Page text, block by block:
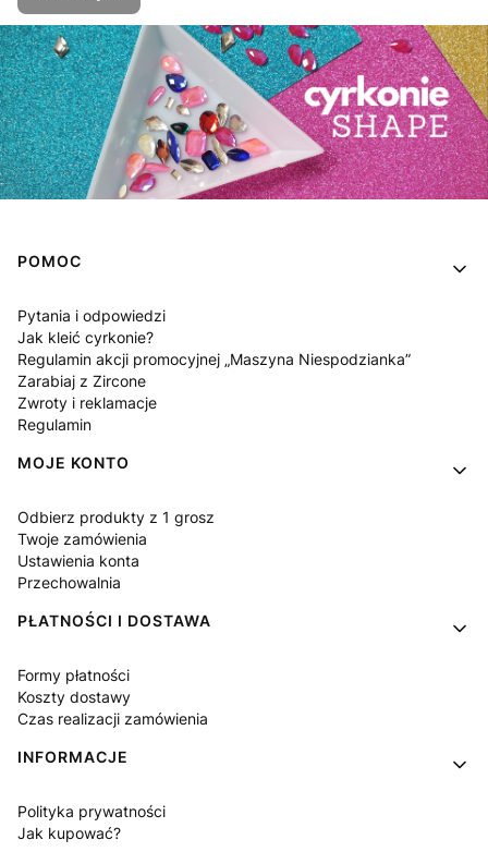
Linki w stopce
POMOC
Pytania i odpowiedzi
Jak kleić cyrkonie?
Regulamin akcji promocyjnej „Maszyna Niespodzianka”
Zarabiaj z Zircone
Zwroty i reklamacje
Regulamin
MOJE KONTO
Odbierz produkty z 1 grosz
Twoje zamówienia
Ustawienia konta
Przechowalnia
PŁATNOŚCI I DOSTAWA
Formy płatności
Koszty dostawy
Czas realizacji zamówienia
INFORMACJE
Polityka prywatności
Jak kupować?